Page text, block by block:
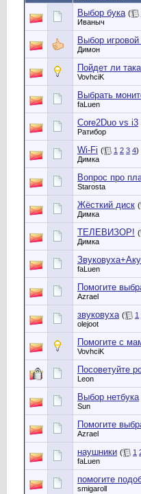
Выбор бука (
Иваныч
Выбор
Димон
Пойдет ли
VovhciK
Выбрать
faLuen
Core2Duo vs i3
Ратибор
Wi-Fi ( 1 2 3 4)
Димка
Вопрос про
Starosta
Жёсткий диск (
Димка
ТЕЛЕВИЗОР! (
Димка
faLuen
Помогите
Azrael
звуковуха ( 1
olejoot
Помогите с
VovhciK
Посоветуйте
Leon
Выбор нетбука
Sun
Помогите
Azrael
наушники ( 1
faLuen
помогите
smigaroll